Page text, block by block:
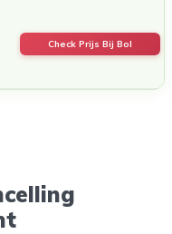
Check Prijs Bij Bol